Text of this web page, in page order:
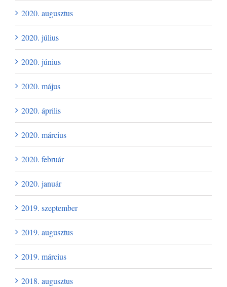
2020. augusztus
2020. július
2020. június
2020. május
2020. április
2020. március
2020. február
2020. január
2019. szeptember
2019. augusztus
2019. március
2018. augusztus